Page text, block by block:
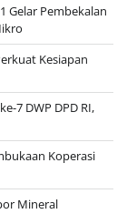
Gelar Pembekalan
Kesiapan
7 DWP DPD RI,
Koperasi
Mineral